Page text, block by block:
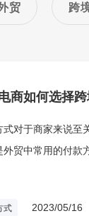
贸 跨
商如何选择
对于商家来说
贸中常用的付款
式 2023/05/16